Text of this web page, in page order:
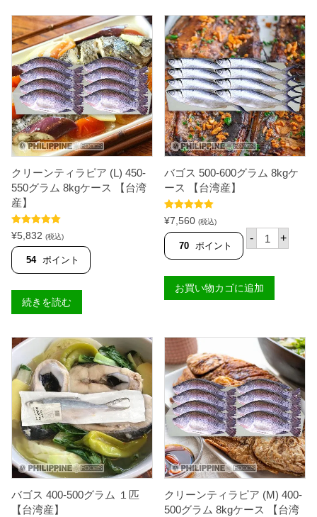
グ
ラ
ム
8
k
g
ケ
ー
ス
【
台
湾
産
】
個
0
0
グ
ラ
ム
１
匹
【
台
湾
産
】
個
クリーンティラピア (L) 450-
550グラム 8kgケース 【台湾
産】
5段階中 5.00
の評価
¥5,832 (税込)
54 ポイント
続きを読む
バゴス 500-600グラム 8kgケ
ース 【台湾産】
5段階中 5.00
の評価
¥7,560 (税込)
70 ポイント
- バ
ゴ
0
0
-
0
グ
ラ
ム
8
k
g
ケ
ー
ス
【
台
湾
産
】
個
+
お買い物カゴに追加
バゴス 400-500グラム １匹
【台湾産】
クリーンティラピア (M) 400-
500グラム 8kgケース 【台湾